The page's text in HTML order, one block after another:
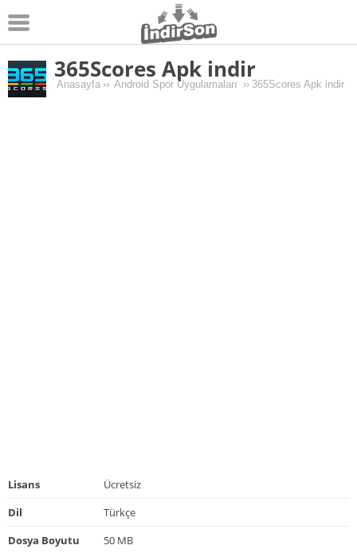
Android
Pc Oyunları
365Scores Apk indir
Anasayfa ›› Android Spor Uygulamaları ›› 365Scores Apk indir
Lisans
Ücretsiz
Dil
Türkçe
Dosya Boyutu
50 MB